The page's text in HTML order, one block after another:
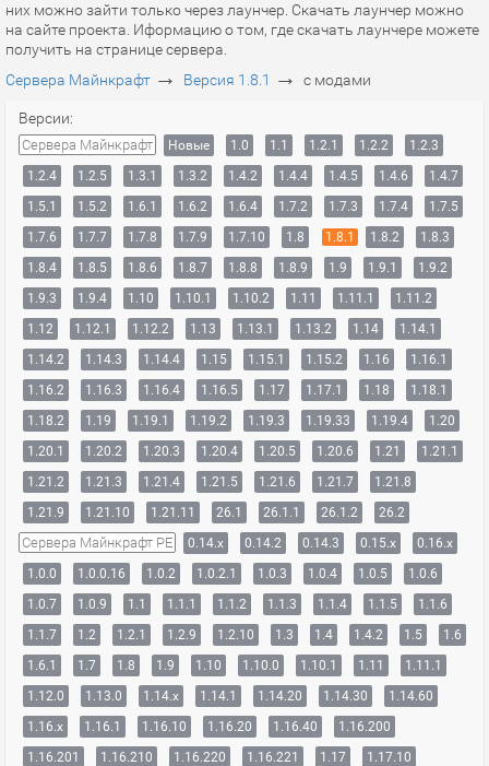
них можно зайти только через лаунчер. Скачать лаунчер можно
на сайте проекта. Иформацию о том, где скачать лаунчере можете
получить на странице сервера.
Сервера Майнкрафт → Версия 1.8.1 → с модами
Версии:
Сервера Майнкрафт Новые 1.0 1.1 1.2.1 1.2.2
1.2.3
1.2.4
1.2.5 1.3.1 1.3.2 1.4.2 1.4.4 1.4.5 1.4.6
1.4.7
1.5.1
1.5.2 1.6.1 1.6.2 1.6.4 1.7.2 1.7.3 1.7.4
1.7.5
1.7.6
1.7.7 1.7.8 1.7.9 1.7.10 1.8 1.8.1 1.8.2
1.8.3
1.8.4
1.8.5 1.8.6 1.8.7 1.8.8 1.8.9 1.9 1.9.1
1.9.2
1.9.3
1.9.4 1.10 1.10.1 1.10.2 1.11 1.11.1
1.11.2
1.12
1.12.1 1.12.2 1.13 1.13.1 1.13.2 1.14
1.14.1
1.14.2
1.14.3 1.14.4 1.15 1.15.1 1.15.2 1.16
1.16.1
1.16.2
1.16.3 1.16.4 1.16.5 1.17 1.17.1 1.18
1.18.1
1.18.2
1.19 1.19.1 1.19.2 1.19.3 1.19.33 1.19.4
1.20
1.20.1
1.20.2 1.20.3 1.20.4 1.20.5 1.20.6 1.21
1.21.1
1.21.2
1.21.3 1.21.4 1.21.5 1.21.6 1.21.7
1.21.8
1.21.9
1.21.10 1.21.11 26.1 26.1.1 26.1.2 26.2
Сервера Майнкрафт PE 0.14.x 0.14.2 0.14.3 0.15.x
0.16.x
1.0.0
1.0.0.16 1.0.2 1.0.2.1 1.0.3 1.0.4 1.0.5
1.0.6
1.0.7
1.0.9 1.1 1.1.1 1.1.2 1.1.3 1.1.4 1.1.5
1.1.6
1.1.7
1.2 1.2.1 1.2.9 1.2.10 1.3 1.4 1.4.2 1.5
1.6
1.6.1
1.7 1.8 1.9 1.10 1.10.0 1.10.1 1.11
1.11.1
1.12.0
1.13.0 1.14.x 1.14.1 1.14.20 1.14.30
1.14.60
1.16.x
1.16.1 1.16.10 1.16.20 1.16.40
1.16.200
1.16.201
1.16.210 1.16.220 1.16.221 1.17
1.17.10